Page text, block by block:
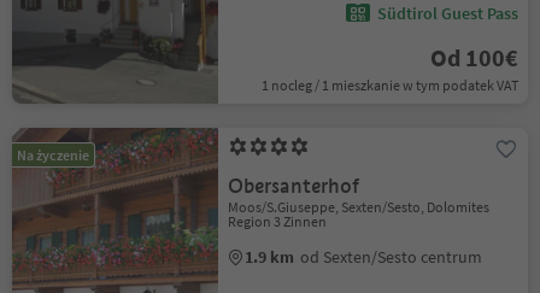
Südtirol Guest Pass
Od 100€
1 nocleg / 1 mieszkanie w tym podatek VAT
Na życzenie
Obersanterhof
Moos/S.Giuseppe, Sexten/Sesto, Dolomites
Region 3 Zinnen
1.9 km od Sexten/Sesto centrum